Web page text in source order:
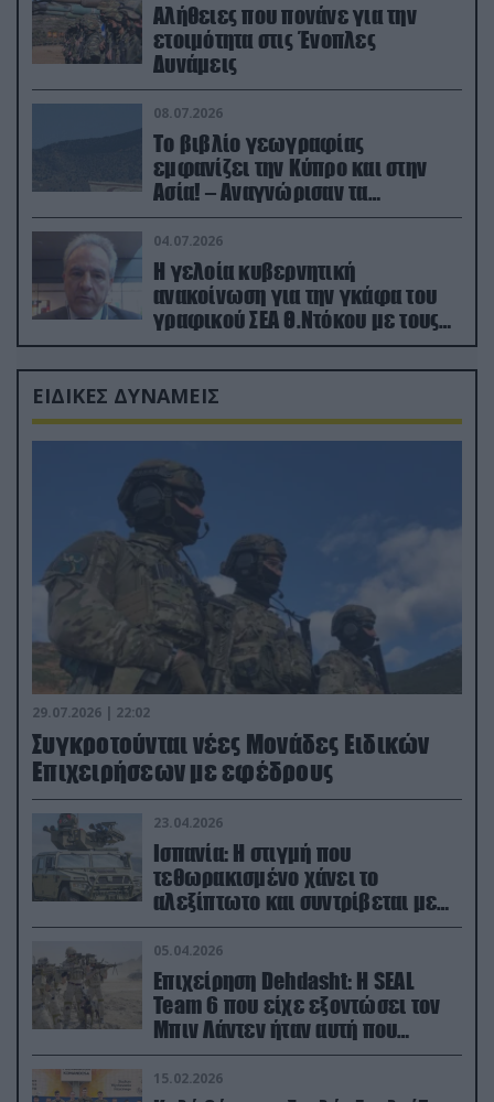
Αλήθειες που πονάνε για την
ετοιμότητα στις Ένοπλες
Δυνάμεις
08.07.2026
Το βιβλίο γεωγραφίας
εμφανίζει την Κύπρο και στην
Ασία! – Αναγνώρισαν τα
κατεχόμενα; (φωτο)
04.07.2026
Η γελοία κυβερνητική
ανακοίνωση για την γκάφα του
γραφικού ΣΕΑ Θ.Ντόκου με τους
Ρώσους φαρσέρ
ΕΙΔΙΚΕΣ ΔΥΝΑΜΕΙΣ
29.07.2026 | 22:02
Συγκροτούνται νέες Μονάδες Ειδικών
Επιχειρήσεων με εφέδρους
23.04.2026
Ισπανία: Η στιγμή που
τεθωρακισμένο χάνει το
αλεξίπτωτο και συντρίβεται με
ορμή στο έδαφος (βίντεο)
05.04.2026
Επιχείρηση Dehdasht: Η SEAL
Team 6 που είχε εξοντώσει τον
Μπιν Λάντεν ήταν αυτή που
διέσωσε τον πιλότο του F-15
15.02.2026